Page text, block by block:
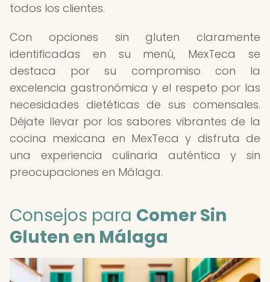
todos los clientes.
Con opciones sin gluten claramente
identificadas en su menú, MexTeca se
destaca por su compromiso con la
excelencia gastronómica y el respeto por las
necesidades dietéticas de sus comensales.
Déjate llevar por los sabores vibrantes de la
cocina mexicana en MexTeca y disfruta de
una experiencia culinaria auténtica y sin
preocupaciones en Málaga.
Consejos para Comer Sin
Gluten en Málaga